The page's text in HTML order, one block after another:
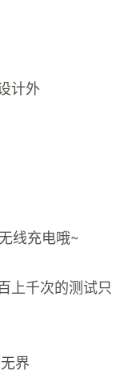
计外
线充电哦~
上千次的测试只
界